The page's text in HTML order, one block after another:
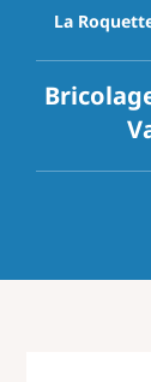
La